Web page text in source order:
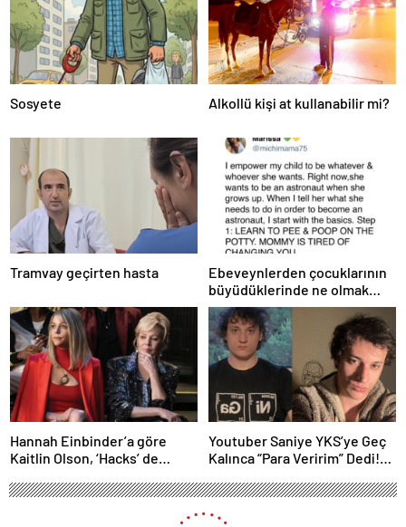
Sosyete Alkollü kişi at kullanabilir mi?
Tramvay geçirten hasta
Ebeveynlerden çocuklarının
büyüdüklerinde ne olmak
istedikleri hakkında 25 komik
tweet
Hannah Einbinder’a göre
Kaitlin Olson, ‘Hacks’ de
Youtuber Saniye YKS’ye Geç
Kalınca “Para Veririm” Dedi!